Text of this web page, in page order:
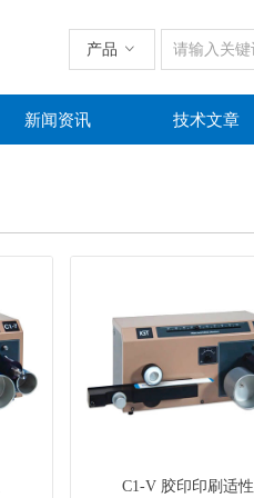
新闻资讯 技术文章
产品 ꀁ
C1-V 胶印印刷适性